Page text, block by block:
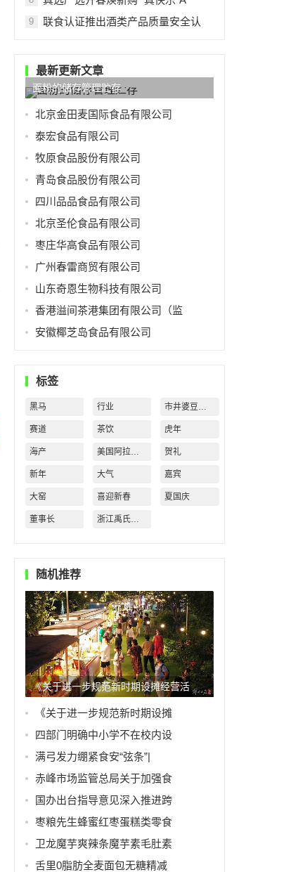
9 联食认证推出酒类产品质量安全认
最新更新文章
面粉的储存管理贮存
北京金田麦国际食品有限公司
泰宏食品有限公司
牧原食品股份有限公司
青岛食品股份有限公司
四川品品食品有限公司
北京圣伦食品有限公司
枣庄华高食品有限公司
广州春雷商贸有限公司
山东奇恩生物科技有限公司
香港溢间茶港集团有限公司（监
安徽椰芝岛食品有限公司
标签
黑马 行业 市井婆豆沙牛乳
赛道 茶饮 虎年
海产 美国阿拉斯加 贺礼
新年 大气 嘉宾
大窑 喜迎新春 夏国庆
董事长 浙江禹氏水业有限公司
随机推荐
《关于进一步规范新时期设摊经营活
《关于进一步规范新时期设摊
四部门明确中小学不在校内设
满弓发力绷紧食安“弦条”|
赤峰市场监管总局关于加强食
国办出台指导意见深入推进跨
枣粮先生蜂蜜红枣蛋糕类零食
卫龙魔芋爽辣条魔芋素毛肚素
舌里0脂肪全麦面包无糖精减